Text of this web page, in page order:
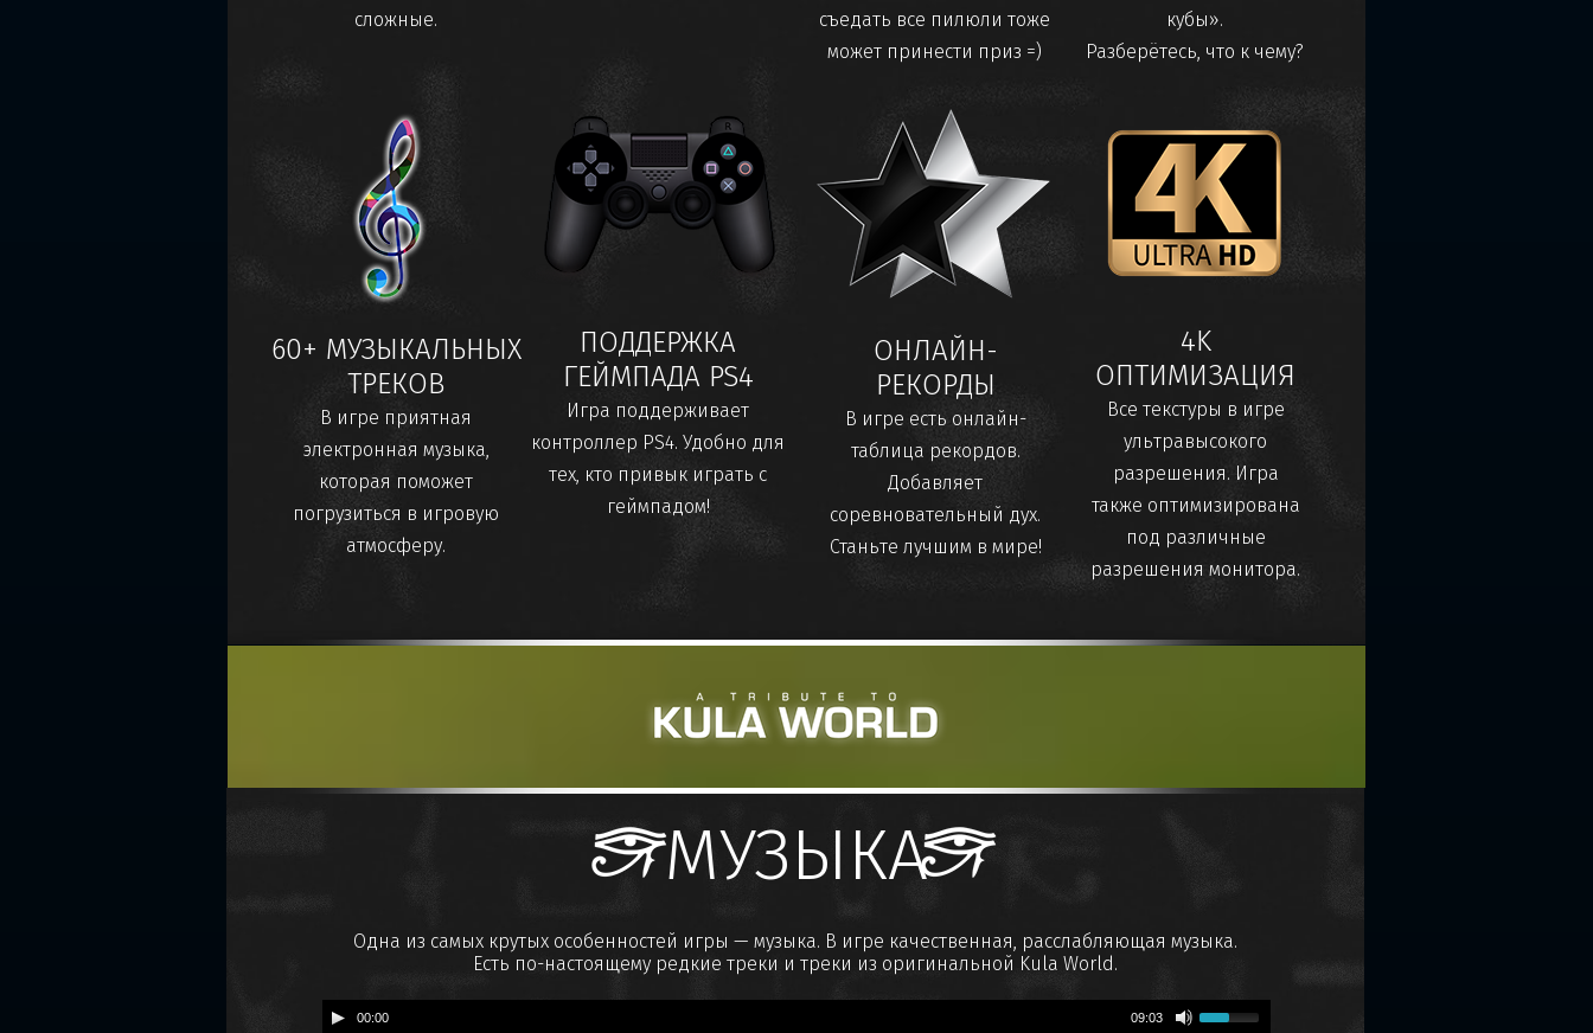
сложные.
съедать все пилюли тоже
может принести приз =)
кубы».
Разберётесь, что к чему?
60+ МУЗЫКАЛЬНЫХ
ТРЕКОВ
ПОДДЕРЖКА
ГЕЙМПАДА PS4
ОНЛАЙН-
РЕКОРДЫ
4K
ОПТИМИЗАЦИЯ
В игре приятная
электронная музыка,
которая поможет
погрузиться в игровую
атмосферу.
Игра поддерживает
контроллер PS4. Удобно для
тех, кто привык играть с
геймпадом!
В игре есть онлайн-
таблица рекордов.
Добавляет
соревновательный дух.
Станьте лучшим в мире!
Все текстуры в игре
ультравысокого
разрешения. Игра
также оптимизирована
под различные
разрешения монитора.
МУЗЫКА
Одна из самых крутых особенностей игры — музыка. В игре качественная, расслабляющая музыка.
Есть по-настоящему редкие треки и треки из оригинальной Kula World.
00:00 09:03